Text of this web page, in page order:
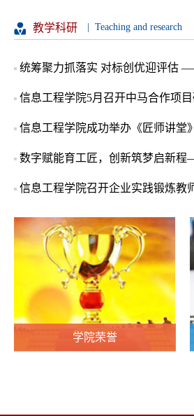
教学科研 | Teaching and research
统筹聚力抓落实 对标创优迎评估
信息工程学院5月召开中马合作项
信息工程学院成功举办《匠师讲堂
数字赋能育工匠，创新筑梦启新
信息工程学院召开企业实践锻炼教
学院荣誉